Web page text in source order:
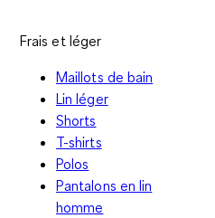
Frais et léger
Maillots de bain
Lin léger
Shorts
T-shirts
Polos
Pantalons en lin
homme